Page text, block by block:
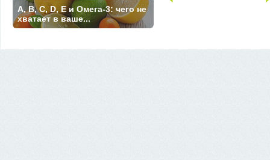
A, B, C, D, E и Омега-3: чего не
хватает в ваше...